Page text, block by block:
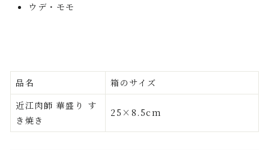
ウデ・モモ
品名
箱のサイズ
近江肉師 華盛り す
き焼き
25×8.5cm